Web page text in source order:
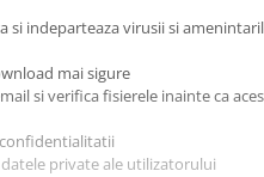
si indeparteaza virusii si
mai sigure
si verifica fisierele inainte ca
private ale utilizatorului